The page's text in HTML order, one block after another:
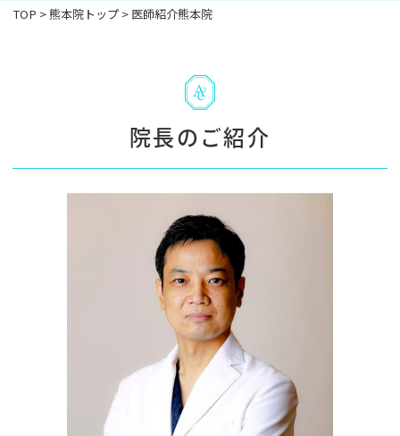
TOP >熊本院トップ > 医師紹介熊本院
院長のご紹介